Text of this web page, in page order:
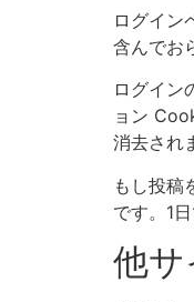
ログイン
含んでお
ログイン
ョン
消去され
もし投稿
です。1
他